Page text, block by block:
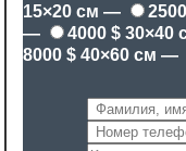
15×20 см —
—
4000 $ 30×40
8000 $ 40×60 см —